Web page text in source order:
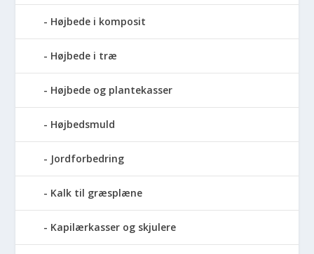
Højbede i komposit
Højbede i træ
Højbede og plantekasser
Højbedsmuld
Jordforbedring
Kalk til græsplæne
Kapilærkasser og skjulere